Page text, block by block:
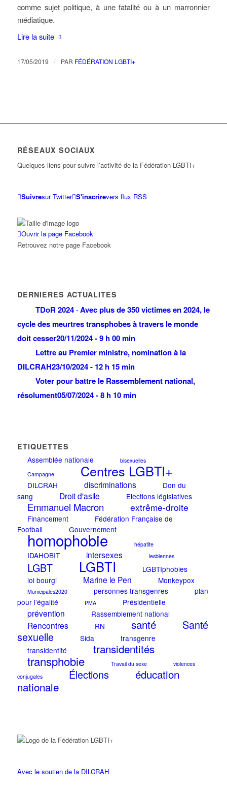
comme sujet politique, à une fatalité ou à un marronnier
médiatique.
Lire la suite
17/05/2019 / PAR FÉDÉRATION LGBTI+
RÉSEAUX SOCIAUX
Quelques liens pour suivre l’activité de la Fédération LGBTI+
Suivresur Twitter S'inscrirevers flux RSS
Ouvrir la page Facebook
Retrouvez notre page Facebook
DERNIÈRES ACTUALITÉS
TDoR 2024 · Avec plus de 350 victimes en 2024, le
cycle des meurtres transphobes à travers le monde
doit cesser20/11/2024 - 9 h 00 min
Lettre au Premier ministre, nomination à la
DILCRAH23/10/2024 - 12 h 15 min
Voter pour battre le Rassemblement national,
résolument05/07/2024 - 8 h 10 min
ÉTIQUETTES
Assemblée nationale
bisexuelles
Campagne
Centres LGBTI+
DILCRAH discriminations
Don du
sang
Droit d'asile Elections législatives
Emmanuel Macron extrême-droite
Financement
Fédération Française de
Football
Gouvernement
homophobie hépatite
IDAHOBIT intersexes lesbiennes
LGBT LGBTI
LGBTIphobies
loi bourgi
Marine le Pen Monkeypox
Municipales2020 personnes transgenres
plan
pour l’égalité
PMA Présidentielle
prévention Rassemblement national
Rencontres RN santé
Santé
sexuelle
Sida
transgenre
transidentité
transidentités
transphobie Travail du sexe
violences
conjugales
Élections
éducation
nationale
Avec le soutien de la DILCRAH